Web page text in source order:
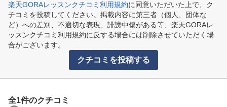
楽天GORAレッスンクチコミ利用規約に同意いただいた上で、ク
チコミを投稿してください。掲載内容に第三者（個人、団体な
ど）への差別、不適切な表現、誹謗中傷がある等、楽天GORAレ
ッスンクチコミ利用規約に反する場合には削除させていただく場
合がございます。
クチコミを投稿する
全1件のクチコミ